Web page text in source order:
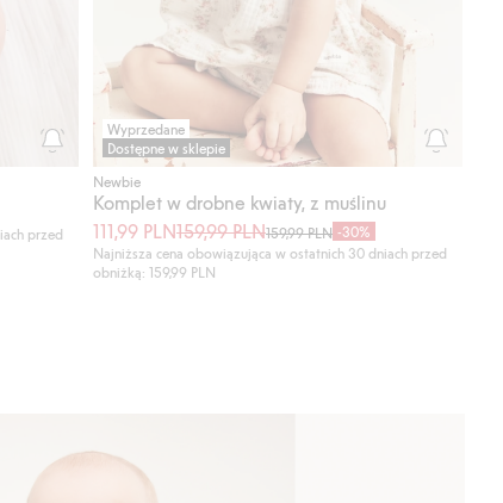
przed
Wyprzedane
Dostępne w sklepie
Newbie
Komplet w drobne kwiaty, z muślinu
111,99 PLN159,99 PLN159,99 PLN -30%
Najniższa cena obowiązująca w ostatnich 30 dniach przed
obniżką: 159,99 PLN